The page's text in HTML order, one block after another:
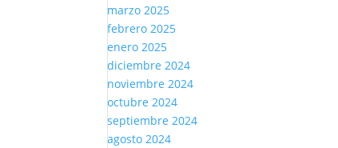
marzo 2025
febrero 2025
enero 2025
diciembre 2024
noviembre 2024
octubre 2024
septiembre 2024
agosto 2024